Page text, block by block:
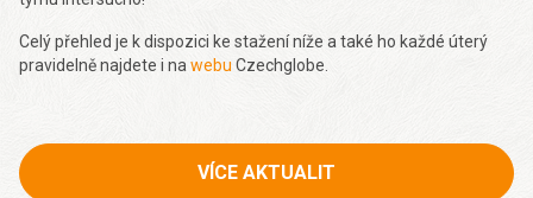
Celý přehled je k dispozici ke stažení níže a také ho každé úterý
pravidelně najdete i na webu Czechglobe.
VÍCE AKTUALIT